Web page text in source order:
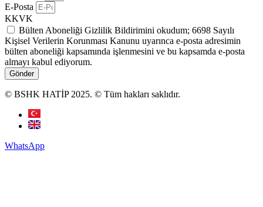
E-Posta
KKVK
Bülten Aboneliği Gizlilik Bildirimini okudum; 6698 Sayılı
Kişisel Verilerin Korunması Kanunu uyarınca e-posta adresimin
bülten aboneliği kapsamında işlenmesini ve bu kapsamda e-posta
almayı kabul ediyorum.
Gönder
© BSHK HATİP 2025. © Tüm hakları saklıdır.
WhatsApp